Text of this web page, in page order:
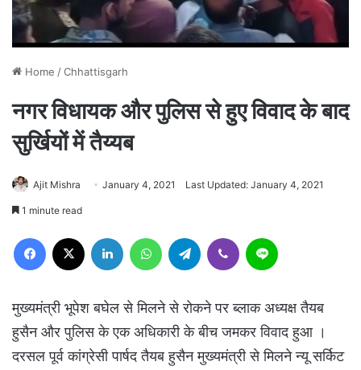
Home /Chhattisgarh
नगर विधायक और पुलिस से हुए विवाद के बाद
सुर्खियों में तैय्यब
Ajit Mishra January 4, 2021 Last Updated: January 4, 2021
1 minute read
Facebook LinkedIn WhatsAppTelegram Viber
मुख्यमंत्री भूपेश बघेल से मिलने से रोकने पर ब्लाक अध्यक्ष तैयब
हुसैन और पुलिस के एक अधिकारी के बीच जमकर विवाद हुआ ।
दरसल पूर्व कांग्रेसी पार्षद तैयब हुसैन मुख्यमंत्री से मिलने न्यू सर्किट